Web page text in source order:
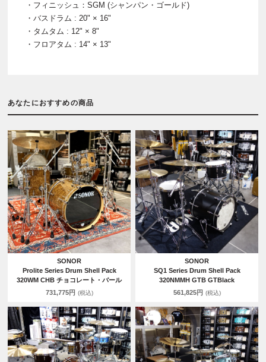
・フィニッシュ：SGM (シャンパン・ゴールド)
・バスドラム : 20" × 16"
・タムタム : 12" × 8"
・フロアタム : 14" × 13"
あなたにおすすめの商品
SONOR
Prolite Series Drum Shell Pack
320WM CHB チョコレート・バール
731,775円 (税込)
SONOR
SQ1 Series Drum Shell Pack
320NMMH GTB GTBlack
561,825円 (税込)